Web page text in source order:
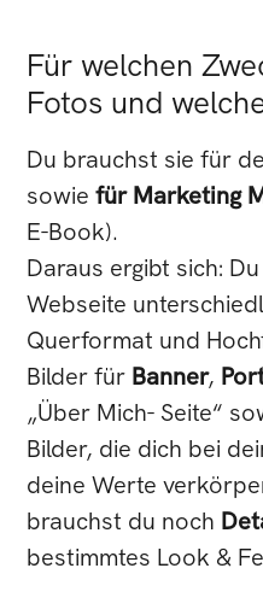
Für welchen
Fotos und
Du brauchst sie für
sowiefür Marketing
E-Book).
Daraus ergibt sich:
Webseite
Querformat und
Bilder für Banner,
„Über Mich- Seite“
Bilder, die dich bei
deine Werte
brauchst du noch
bestimmtes Look &